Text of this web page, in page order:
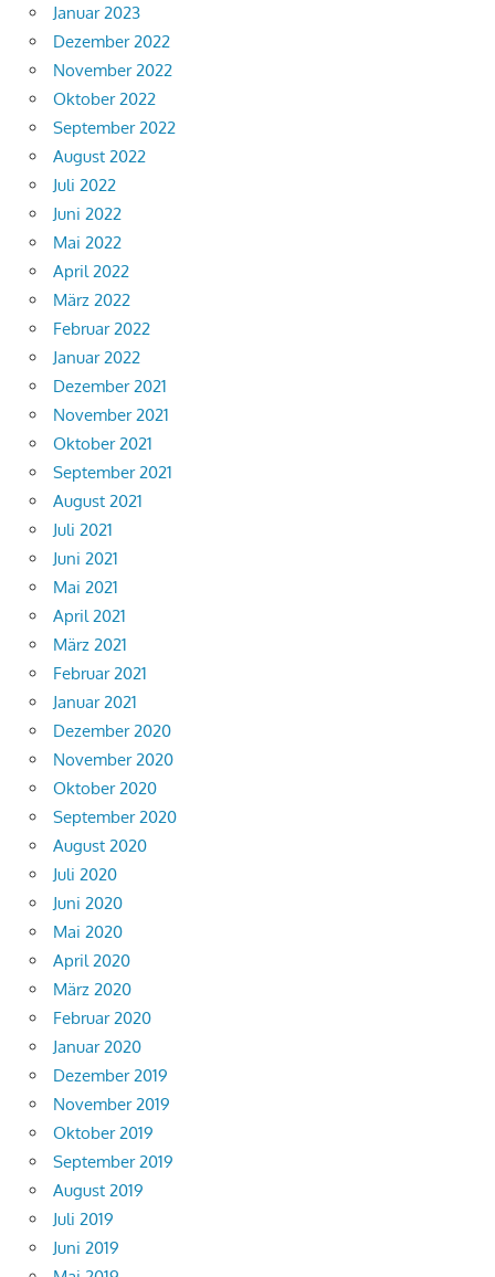
Januar 2023
Dezember 2022
November 2022
Oktober 2022
September 2022
August 2022
Juli 2022
Juni 2022
Mai 2022
April 2022
März 2022
Februar 2022
Januar 2022
Dezember 2021
November 2021
Oktober 2021
September 2021
August 2021
Juli 2021
Juni 2021
Mai 2021
April 2021
März 2021
Februar 2021
Januar 2021
Dezember 2020
November 2020
Oktober 2020
September 2020
August 2020
Juli 2020
Juni 2020
Mai 2020
April 2020
März 2020
Februar 2020
Januar 2020
Dezember 2019
November 2019
Oktober 2019
September 2019
August 2019
Juli 2019
Juni 2019